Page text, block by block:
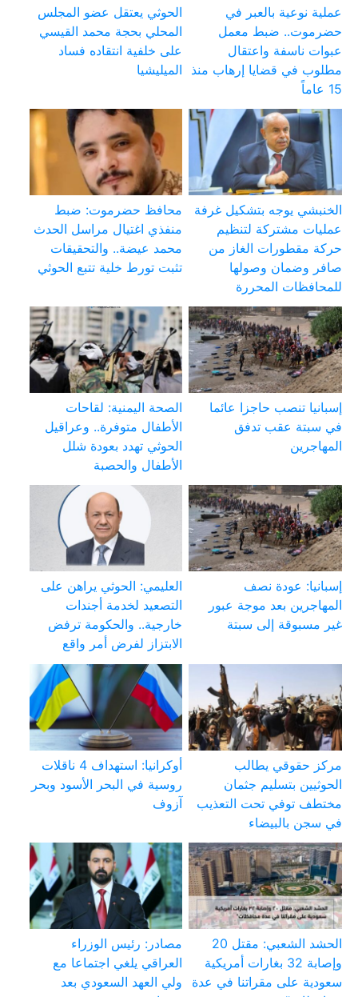
عملية نوعية بالعبر في
حضرموت.. ضبط معمل
عبوات ناسفة واعتقال
مطلوب في قضايا إرهاب منذ
15 عاماً
الحوثي يعتقل عضو المجلس
المحلي بحجة محمد القيسي
على خلفية انتقاده فساد
الميليشيا
الخنبشي يوجه بتشكيل غرفة
عمليات مشتركة لتنظيم
حركة مقطورات الغاز من
صافر وضمان وصولها
للمحافظات المحررة
محافظ حضرموت: ضبط
منفذي اغتيال مراسل الحدث
محمد عيضة.. والتحقيقات
تثبت تورط خلية تتبع الحوثي
إسبانيا تنصب حاجزا عائما
في سبتة عقب تدفق
المهاجرين
الصحة اليمنية: لقاحات
الأطفال متوفرة.. وعراقيل
الحوثي تهدد بعودة شلل
الأطفال والحصبة
إسبانيا: عودة نصف
المهاجرين بعد موجة عبور
غير مسبوقة إلى سبتة
العليمي: الحوثي يراهن على
التصعيد لخدمة أجندات
خارجية.. والحكومة ترفض
الابتزاز لفرض أمر واقع
مركز حقوقي يطالب
الحوثيين بتسليم جثمان
مختطف توفي تحت التعذيب
في سجن بالبيضاء
أوكرانيا: استهداف 4 ناقلات
روسية في البحر الأسود وبحر
آزوف
الحشد الشعبي: مقتل 20
وإصابة 32 بغارات أمريكية
سعودية على مقراتنا في عدة
مصادر: رئيس الوزراء
العراقي يلغي اجتماعا مع
ولي العهد السعودي بعد